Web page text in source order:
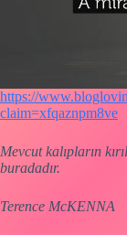
https://
claim=xfqaznpm8ve
Mevcut kalıpların
buradadır.
Terence McKENNA